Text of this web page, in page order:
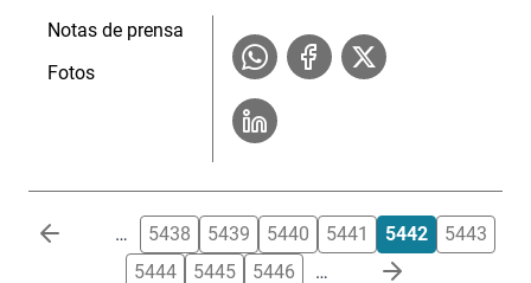
Notas de prensa
Fotos
Paginación … 5438 5439 5440 5441 5442
5443
5444
5445 5446 …